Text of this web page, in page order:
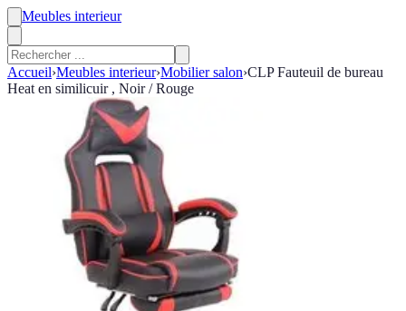
Meubles interieur
Accueil›Meubles interieur›Mobilier salon›CLP Fauteuil de bureau
Heat en similicuir , Noir / Rouge